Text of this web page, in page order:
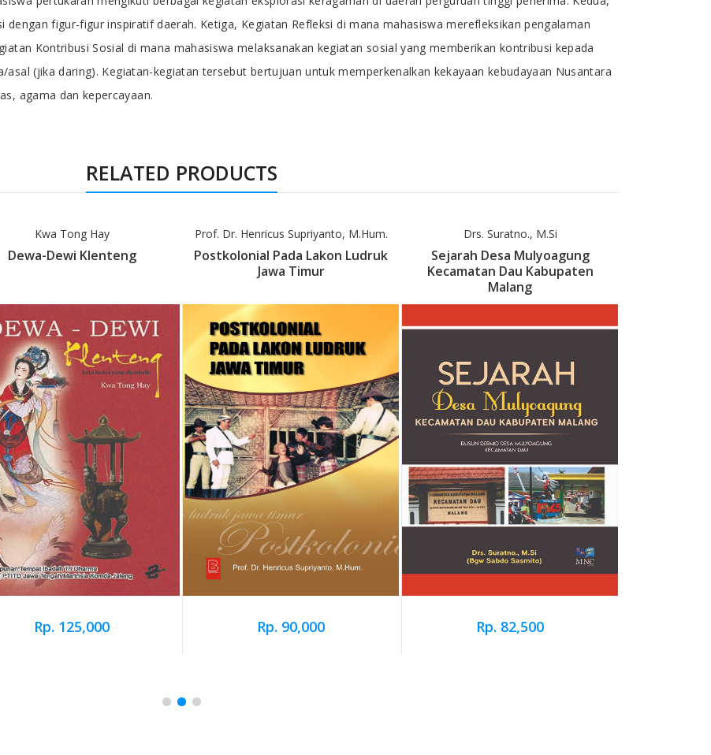
dengan figur-figur inspiratif daerah. Ketiga, Kegiatan Refleksi di mana mahasiswa merefleksikan pengalaman
Kontribusi Sosial di mana mahasiswa melaksanakan kegiatan sosial yang memberikan kontribusi kepada
(jika daring). Kegiatan-kegiatan tersebut bertujuan untuk memperkenalkan kekayaan kebudayaan Nusantara
agama dan kepercayaan.
RELATED PRODUCTS
Kwa Tong Hay
Dewa-Dewi Klenteng
Rp. 125,000
Prof. Dr. Henricus Supriyanto, M.Hum.
Postkolonial Pada Lakon Ludruk
Jawa Timur
Rp. 90,000
Drs. Suratno., M.Si
Sejarah Desa Mulyoagung
Kecamatan Dau Kabupaten
Malang
Rp. 82,500